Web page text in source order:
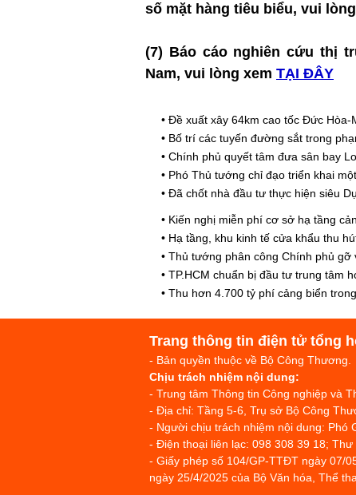
số mặt hàng tiêu biểu, vui
(7) Báo cáo nghiên cứu thị
Nam, vui lòng xem TẠI ĐÂY
• Đề xuất xây 64km cao tốc Đức Hòa-
• Bố trí các tuyến đường sắt trong
• Chính phủ quyết tâm đưa sân bay
• Phó Thủ tướng chỉ đạo triển khai
• Đã chốt nhà đầu tư thực hiện siêu
• Kiến nghị miễn phí cơ sở hạ tầng
• Hạ tầng, khu kinh tế cửa khẩu thu
• Thủ tướng phân công Chính phủ
• TP.HCM chuẩn bị đầu tư trung tâm
• Thu hơn 4.700 tỷ phí cảng biển
Trang thông tin điện tử tổng
- Bản quyền thuộc về Bộ Công Thương.
Chịu trách nhiệm nội dung:
- Trung tâm Thông tin Công nghiệp và
- Địa chỉ: Tầng 5-6, Trụ sở Bộ Công
- Người chịu trách nhiệm nội dung: Phó
- Điện thoại liên lạc: 098 308 39 18;
- Giấy phép số 104/GP-TTĐT ngày 07/
ngày 25/4/2025 của Bộ Văn hóa, Thể